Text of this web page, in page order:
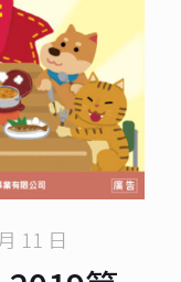
11 日